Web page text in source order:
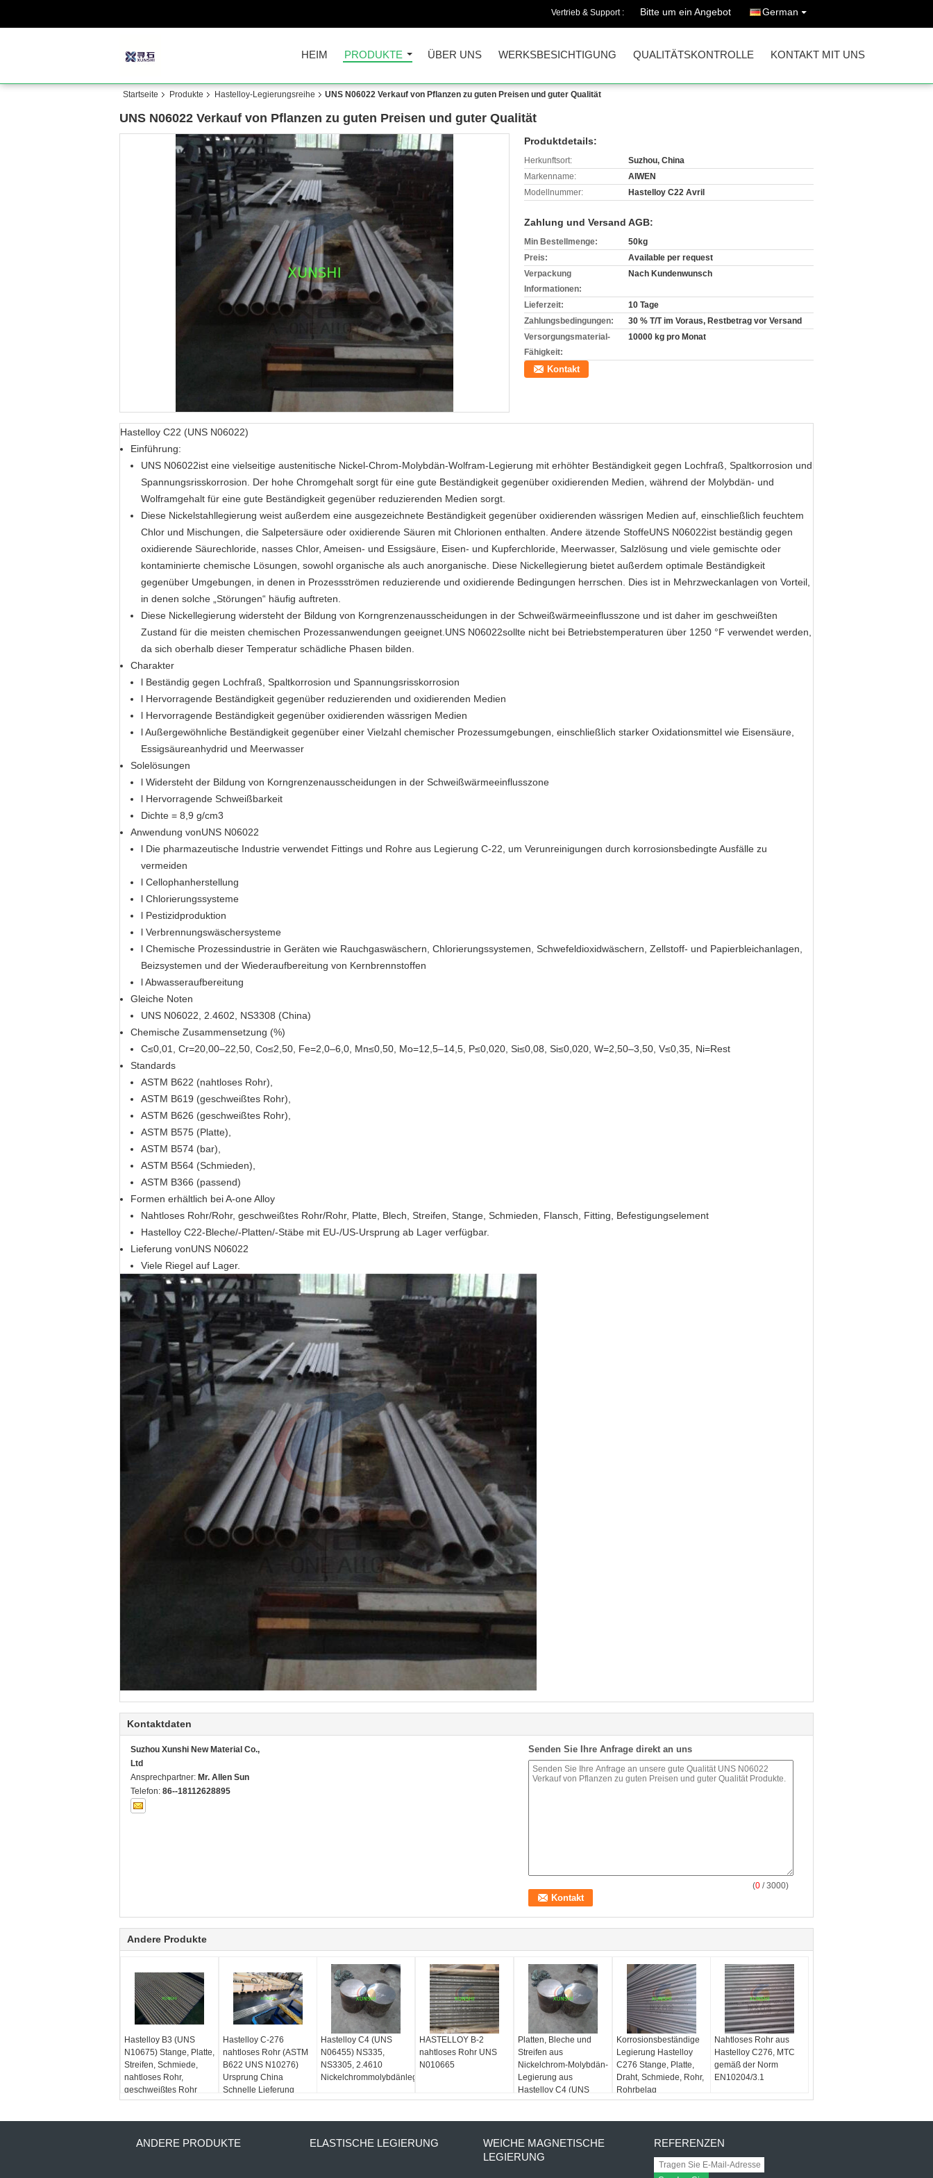
Vertrieb & Support : Bitte um ein Angebot German
HEIM PRODUKTE ÜBER UNS WERKSBESICHTIGUNG QUALITÄTSKONTROLLE KONTAKT MIT UNS
Startseite Produkte Hastelloy-Legierungsreihe UNS N06022 Verkauf von Pflanzen zu guten Preisen und guter Qualität
UNS N06022 Verkauf von Pflanzen zu guten Preisen und guter Qualität
Produktdetails:
Herkunftsort:
Suzhou, China
Markenname:
AIWEN
Modellnummer:
Hastelloy C22 Avril
Zahlung und Versand AGB:
Min Bestellmenge:
50kg
Preis:
Available per request
Verpackung
Informationen:
Nach Kundenwunsch
Lieferzeit:
10 Tage
Zahlungsbedingungen:
30 % T/T im Voraus, Restbetrag vor Versand
Versorgungsmaterial-
Fähigkeit:
10000 kg pro Monat
Kontakt
Hastelloy C22 (UNS N06022)
Einführung:
UNS N06022ist eine vielseitige austenitische Nickel-Chrom-Molybdän-Wolfram-Legierung mit erhöhter Beständigkeit gegen Lochfraß, Spaltkorrosion und
Spannungsrisskorrosion. Der hohe Chromgehalt sorgt für eine gute Beständigkeit gegenüber oxidierenden Medien, während der Molybdän- und
Wolframgehalt für eine gute Beständigkeit gegenüber reduzierenden Medien sorgt.
Diese Nickelstahllegierung weist außerdem eine ausgezeichnete Beständigkeit gegenüber oxidierenden wässrigen Medien auf, einschließlich feuchtem
Chlor und Mischungen, die Salpetersäure oder oxidierende Säuren mit Chlorionen enthalten. Andere ätzende StoffeUNS N06022ist beständig gegen
oxidierende Säurechloride, nasses Chlor, Ameisen- und Essigsäure, Eisen- und Kupferchloride, Meerwasser, Salzlösung und viele gemischte oder
kontaminierte chemische Lösungen, sowohl organische als auch anorganische. Diese Nickellegierung bietet außerdem optimale Beständigkeit
gegenüber Umgebungen, in denen in Prozessströmen reduzierende und oxidierende Bedingungen herrschen. Dies ist in Mehrzweckanlagen von Vorteil,
in denen solche „Störungen“ häufig auftreten.
Diese Nickellegierung widersteht der Bildung von Korngrenzenausscheidungen in der Schweißwärmeeinflusszone und ist daher im geschweißten
Zustand für die meisten chemischen Prozessanwendungen geeignet. UNS N06022sollte nicht bei Betriebstemperaturen über 1250 °F verwendet werden,
da sich oberhalb dieser Temperatur schädliche Phasen bilden.
Charakter
l Beständig gegen Lochfraß, Spaltkorrosion und Spannungsrisskorrosion
l Hervorragende Beständigkeit gegenüber reduzierenden und oxidierenden Medien
l Hervorragende Beständigkeit gegenüber oxidierenden wässrigen Medien
l Außergewöhnliche Beständigkeit gegenüber einer Vielzahl chemischer Prozessumgebungen, einschließlich starker Oxidationsmittel wie Eisensäure,
Essigsäureanhydrid und Meerwasser
Solelösungen
l Widersteht der Bildung von Korngrenzenausscheidungen in der Schweißwärmeeinflusszone
l Hervorragende Schweißbarkeit
Dichte = 8,9 g/cm3
Anwendung vonUNS N06022
l Die pharmazeutische Industrie verwendet Fittings und Rohre aus Legierung C-22, um Verunreinigungen durch korrosionsbedingte Ausfälle zu
vermeiden
l Cellophanherstellung
l Chlorierungssysteme
l Pestizidproduktion
l Verbrennungswäschersysteme
l Chemische Prozessindustrie in Geräten wie Rauchgaswäschern, Chlorierungssystemen, Schwefeldioxidwäschern, Zellstoff- und Papierbleichanlagen,
Beizsystemen und der Wiederaufbereitung von Kernbrennstoffen
l Abwasseraufbereitung
Gleiche Noten
UNS N06022, 2.4602, NS3308 (China)
Chemische Zusammensetzung (%)
C≤0,01, Cr=20,00–22,50, Co≤2,50, Fe=2,0–6,0, Mn≤0,50, Mo=12,5–14,5, P≤0,020, Si≤0,08, Si≤0,020, W=2,50–3,50, V≤0,35, Ni=Rest
Standards
ASTM B622 (nahtloses Rohr),
ASTM B619 (geschweißtes Rohr),
ASTM B626 (geschweißtes Rohr),
ASTM B575 (Platte),
ASTM B574 (bar),
ASTM B564 (Schmieden),
ASTM B366 (passend)
Formen erhältlich bei A-one Alloy
Nahtloses Rohr/Rohr, geschweißtes Rohr/Rohr, Platte, Blech, Streifen, Stange, Schmieden, Flansch, Fitting, Befestigungselement
Hastelloy C22-Bleche/-Platten/-Stäbe mit EU-/US-Ursprung ab Lager verfügbar.
Lieferung vonUNS N06022
Viele Riegel auf Lager.
Kontaktdaten
Suzhou Xunshi New Material Co.,
Ltd
Ansprechpartner: Mr. Allen Sun
Telefon: 86--18112628895
Senden Sie Ihre Anfrage direkt an uns
(0 / 3000)
Andere Produkte
Hastelloy B3 (UNS
N10675) Stange, Platte,
Streifen, Schmiede,
nahtloses Rohr,
geschweißtes Rohr
Hastelloy C-276
nahtloses Rohr (ASTM
B622 UNS N10276)
Ursprung China
Schnelle Lieferung
Hastelloy C4 (UNS
N06455) NS335,
NS3305, 2.4610
Nickelchrommolybdänlegierung
HASTELLOY B-2
nahtloses Rohr UNS
N010665
Platten, Bleche und
Streifen aus
Nickelchrom-Molybdän-
Legierung aus
Hastelloy C4 (UNS
N06455)
Korrosionsbeständige
Legierung Hastelloy
C276 Stange, Platte,
Draht, Schmiede, Rohr,
Rohrbelag
Nahtloses Rohr aus
Hastelloy C276, MTC
gemäß der Norm
EN10204/3.1
ANDERE PRODUKTE ELASTISCHE LEGIERUNG
WEICHE MAGNETISCHE
LEGIERUNG
REFERENZEN